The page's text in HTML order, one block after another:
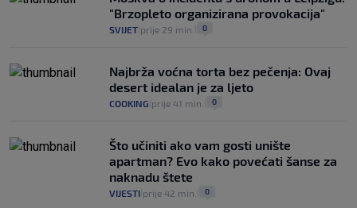
"Brzopleto organizirana provokacija"
SVIJET prije 29 min. 0
Najbrža voćna torta bez pečenja: Ovaj
desert idealan je za ljeto
COOKING prije 41 min. 0
Što učiniti ako vam gosti unište
apartman? Evo kako povećati šanse za
naknadu štete
VIJESTI prije 42 min. 0